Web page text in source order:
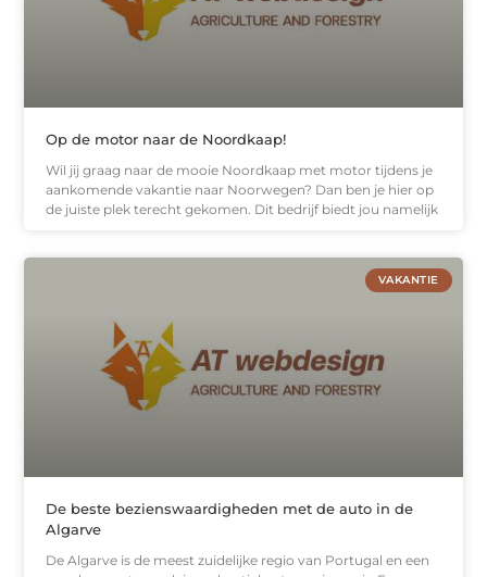
Op de motor naar de Noordkaap!
Wil jij graag naar de mooie Noordkaap met motor tijdens je
aankomende vakantie naar Noorwegen? Dan ben je hier op
de juiste plek terecht gekomen. Dit bedrijf biedt jou namelijk
VAKANTIE
De beste bezienswaardigheden met de auto in de
Algarve
De Algarve is de meest zuidelijke regio van Portugal en een